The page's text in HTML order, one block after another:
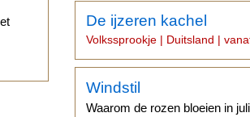
De ijzeren kachel
Volkssprookje | Duitsland |
Windstil
Waarom de rozen bloeien in